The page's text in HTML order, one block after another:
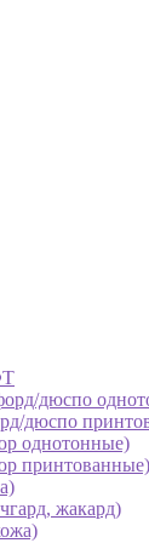
дюспо
дюспо
однотонные)
принтованные)
жакард)